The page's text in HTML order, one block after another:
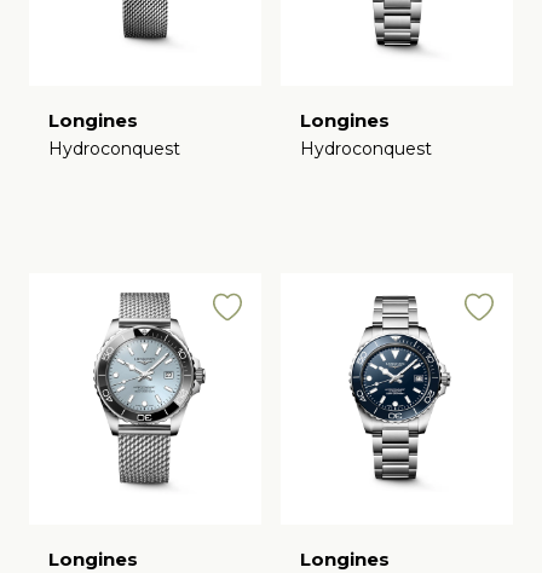
Longines
Hydroconquest
Longines
Hydroconquest
Longines Longines